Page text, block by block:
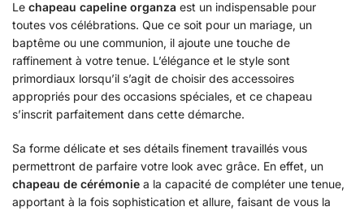
Le chapeau capeline organza est un indispensable pour
toutes vos célébrations. Que ce soit pour un mariage, un
baptême ou une communion, il ajoute une touche de
raffinement à votre tenue. L’élégance et le style sont
primordiaux lorsqu’il s’agit de choisir des accessoires
appropriés pour des occasions spéciales, et ce chapeau
s’inscrit parfaitement dans cette démarche.
Sa forme délicate et ses détails finement travaillés vous
permettront de parfaire votre look avec grâce. En effet, un
chapeau de cérémonie a la capacité de compléter une tenue,
apportant à la fois sophistication et allure, faisant de vous la